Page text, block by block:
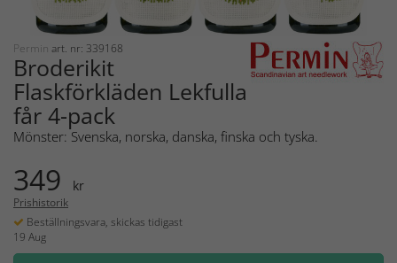
Permin art. nr: 339168
Broderikit
Flaskförkläden Lekfulla
får 4-pack
Mönster: Svenska, norska, danska, finska och tyska.
349 kr
Prishistorik
Beställningsvara, skickas tidigast
19 Aug